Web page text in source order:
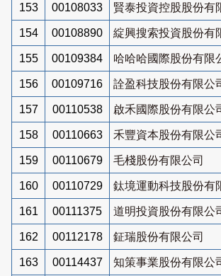
153 00108033 賢泰投資控股股份有
154 00108890 綻興搜索投資股份有
155 00109384 哈哈哈國際股份有限
156 00109716 詮盈科技股份有限公
157 00110538 啟禾國際股份有限公
158 00110663 禾豐資本股份有限公
159 00110679 毛棧股份有限公司
160 00110729 鈦境運動科技股份有
161 00111375 道明投資股份有限公
162 00112178 鉦瑞股份有限公司
163 00114437 知策事業股份有限公